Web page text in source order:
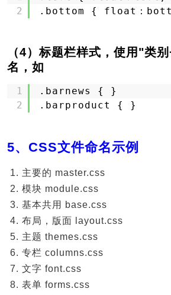
2
.bottom { float：
（4）标题栏样式，使用"类
名，如
1
2
.barnews { }
.barproduct { }
5、CSS文件命名示例
主要的 master.css
模块 module.css
基本共用 base.css
布局，版面 layout.css
主题 themes.css
专栏 columns.css
文字 font.css
表单 forms.css